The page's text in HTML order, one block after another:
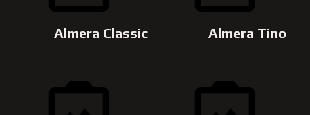
Almera Classic Almera Tino